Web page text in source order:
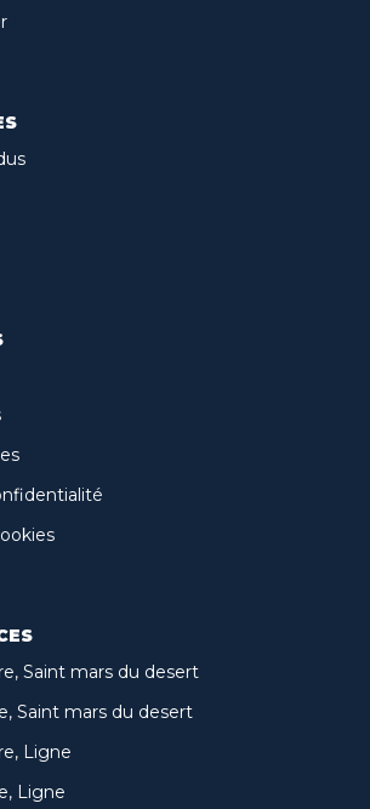
Saint mars du desert
Saint mars du desert
Ligne
Ligne